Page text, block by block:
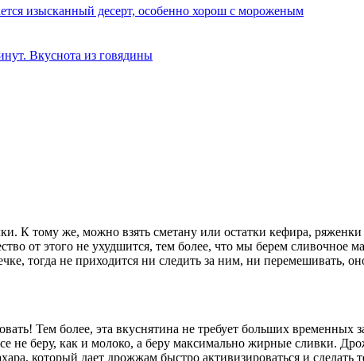
изысканный десерт, особенно хорош с мороженым
Вкуснота из говядины
К тому же, можно взять сметану или остатки кефира,
от этого не ухудшится, тем более, что мы берем сливочное
тогда не приходится ни следить за ним, ни перемешивать,
Тем более, эта вкуснятина не требует больших
не беру, как и молоко, а беру максимально жирные сливки.
который дает дрожжам быстро активизироваться и